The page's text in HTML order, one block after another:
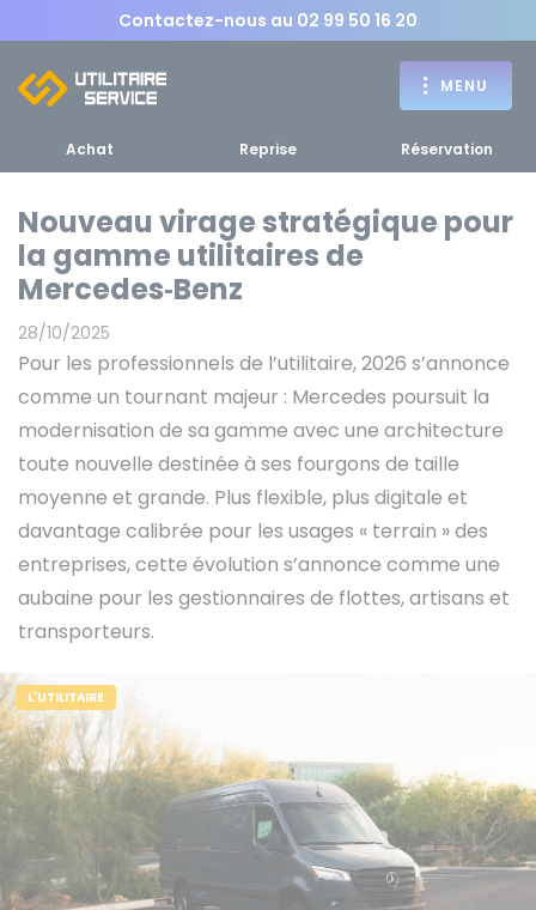
Contactez-nous au 02 99 50 16 20
MENU
MENU
Achat
Fourgons Camionnettes
Bennes, plateaux
spécifiques
Voitures de société et Pick-
up
RETOUR MENU
Achat Reprise Réservation
Nouveau virage stratégique pour
la gamme utilitaires de
Mercedes‑Benz
28/10/2025
Pour les professionnels de l’utilitaire, 2026 s’annonce
comme un tournant majeur : Mercedes poursuit la
modernisation de sa gamme avec une architecture
toute nouvelle destinée à ses fourgons de taille
moyenne et grande. Plus flexible, plus digitale et
davantage calibrée pour les usages « terrain » des
entreprises, cette évolution s’annonce comme une
aubaine pour les gestionnaires de flottes, artisans et
transporteurs.
L'UTILITAIRE